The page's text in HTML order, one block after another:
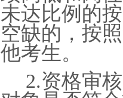
未达比例的
空缺的，按
他考生。
2.资格审